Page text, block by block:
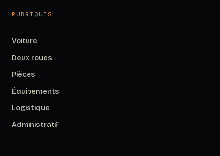
RUBRIQUES
Voiture
Deux roues
Pièces
Équipements
Logistique
Administratif